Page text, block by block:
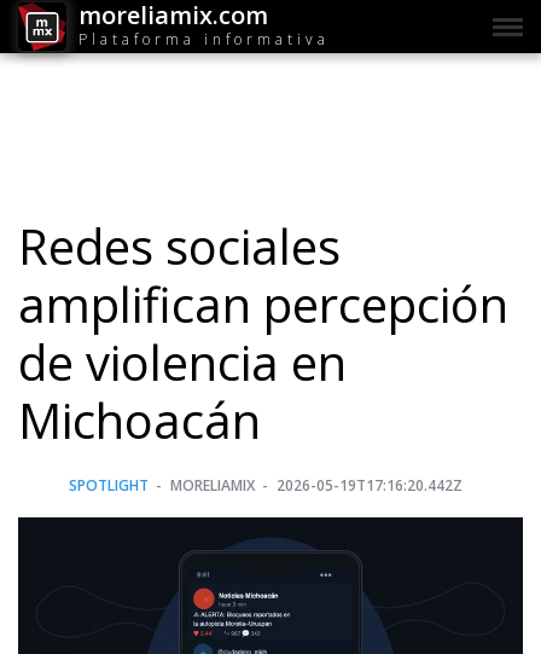
moreliamix.com
Plataforma informativa
Redes sociales
amplifican percepción
de violencia en
Michoacán
SPOTLIGHT MORELIAMIX 2026-05-19T17:16:20.442Z